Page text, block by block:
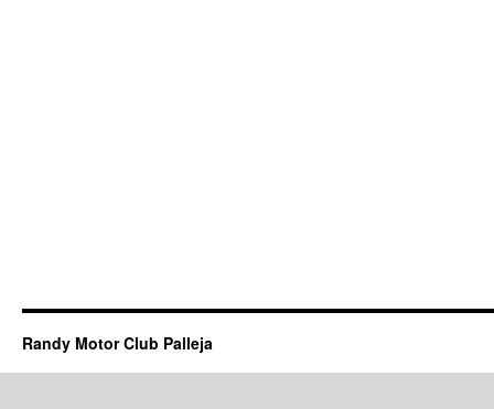
Randy Motor Club Palleja